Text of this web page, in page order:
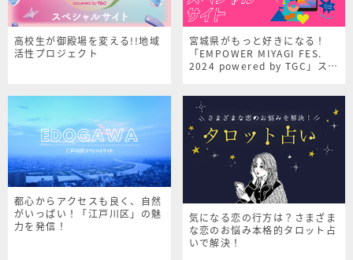
高校生が御殿場を変える!!地域
活性プロジェクト
宮城県がもっと好きになる！
「EMPOWER MIYAGI FES.
2024 powered by TGC」スペ
都心からアクセスも良く、自然
がいっぱい！「江戸川区」の魅
力を発信！
気になる恋の行方は？さまざま
な恋のお悩み本格的タロット占
いで解決！